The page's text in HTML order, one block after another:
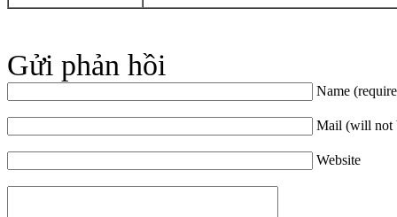
Gửi phản hồi
Name
Mail (will not
Website